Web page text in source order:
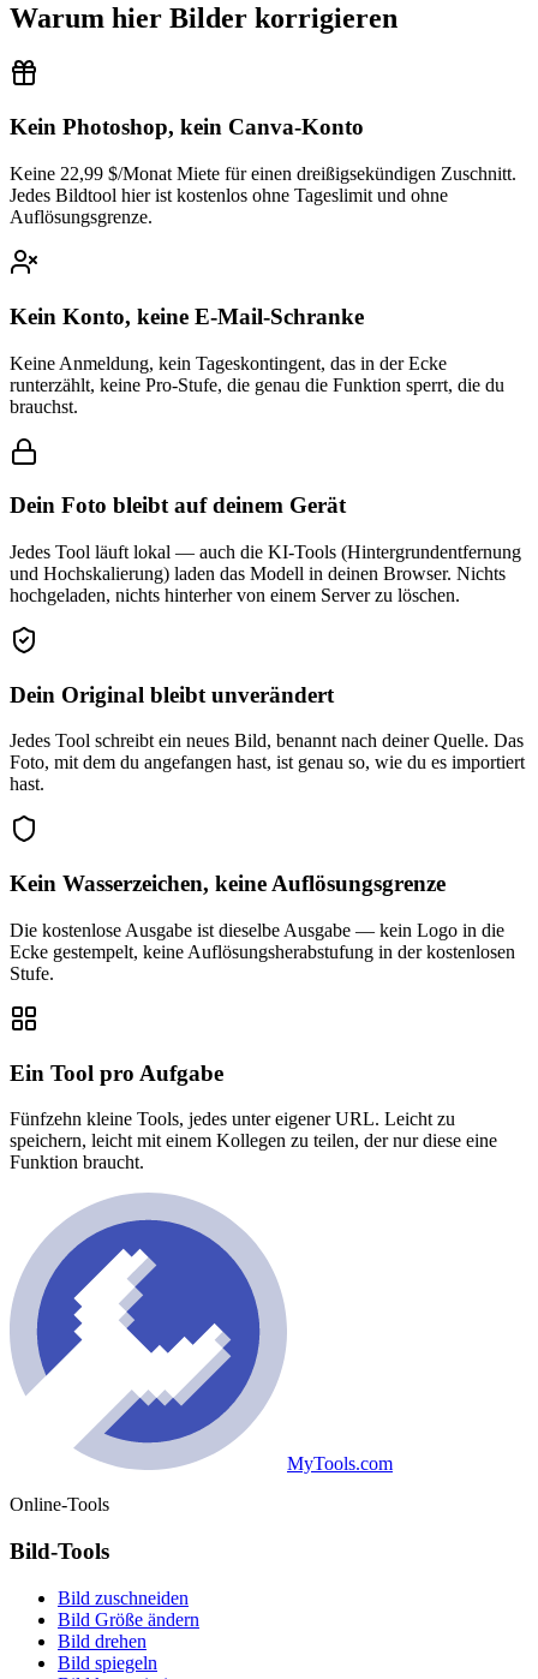
Warum hier Bilder korrigieren
Kein Photoshop, kein Canva-Konto
Keine 22,99 $/Monat Miete für einen dreißigsekündigen Zuschnitt.
Jedes Bildtool hier ist kostenlos ohne Tageslimit und ohne
Auflösungsgrenze.
Kein Konto, keine E-Mail-Schranke
Keine Anmeldung, kein Tageskontingent, das in der Ecke
runterzählt, keine Pro-Stufe, die genau die Funktion sperrt, die du
brauchst.
Dein Foto bleibt auf deinem Gerät
Jedes Tool läuft lokal — auch die KI-Tools (Hintergrundentfernung
und Hochskalierung) laden das Modell in deinen Browser. Nichts
hochgeladen, nichts hinterher von einem Server zu löschen.
Dein Original bleibt unverändert
Jedes Tool schreibt ein neues Bild, benannt nach deiner Quelle. Das
Foto, mit dem du angefangen hast, ist genau so, wie du es importiert
hast.
Kein Wasserzeichen, keine Auflösungsgrenze
Die kostenlose Ausgabe ist dieselbe Ausgabe — kein Logo in die
Ecke gestempelt, keine Auflösungsherabstufung in der kostenlosen
Stufe.
Ein Tool pro Aufgabe
Fünfzehn kleine Tools, jedes unter eigener URL. Leicht zu
speichern, leicht mit einem Kollegen zu teilen, der nur diese eine
Funktion braucht.
MyTools.com
Online-Tools
Bild-Tools
Bild zuschneiden
Bild Größe ändern
Bild drehen
Bild spiegeln